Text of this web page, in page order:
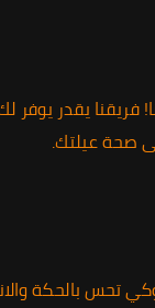
يقدر يوفر
صحة عيلتك.
تحس بالحكة